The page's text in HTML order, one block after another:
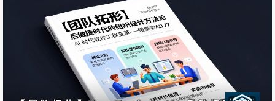
演。制造业 40 年前就趟过这条路：每当一道工序变便宜，瓶颈
不会消失，它只是挪到下一道最贵的工序。看懂这一点，你就能
解释一个普遍的困惑：AI 编程工具全公司铺开了，写代码明显快
了，交付速度却没怎么变。 一位制造业集团的 CIO 给我看他过
去半年的数据。IT 团队 80 多人，全面上了 AI 编程工具，单看
代码产出，人均提交量和合并速度都涨了三成以上。但业务侧的